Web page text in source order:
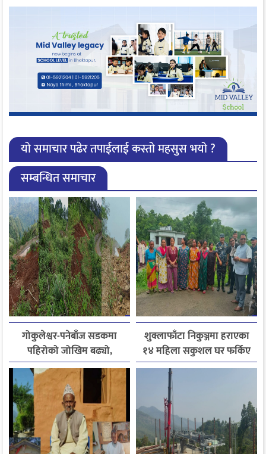
यो समाचार पढेर तपाईलाई कस्तो महसुस भयो ?
सम्बन्धित समाचार
गोकुलेश्वर-पनेबाँज सडकमा
पहिरोको जोखिम बढ्यो,
स्थानीयले मागे तत्काल पर्खाल
निर्माण
शुक्लाफाँटा निकुञ्जमा हराएका
१४ महिला सकुशल घर फर्किए